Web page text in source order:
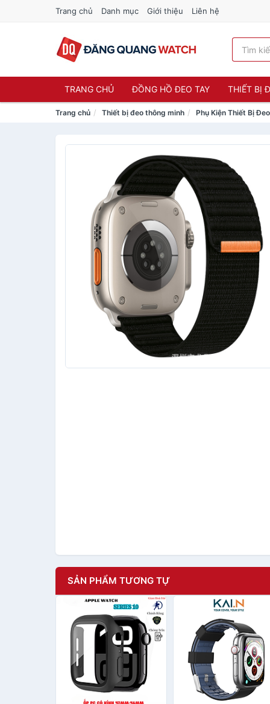
Trang chủ Danh mục Giới thiệu Liên hệ
TRANG CHỦ ĐỒNG HỒ ĐEO TAY THIẾT BỊ
Trang chủ Thiết bị đeo thông minh Phụ Kiện Thiết Bị
SẢN PHẨM TƯƠNG TỰ